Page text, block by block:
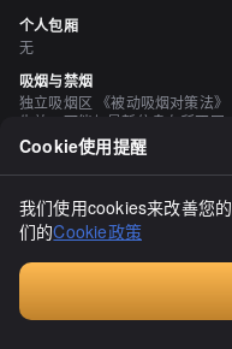
个人包厢
无
吸烟与禁烟
独立吸烟区 《被动吸烟对策法
生效，可能与最新信息有所不同
停车场
有 几辆汽车并排和对面
空间与设备
有吧台座位
Cookie使用提醒
我们使用cookies来改善您
们的Cookie政策